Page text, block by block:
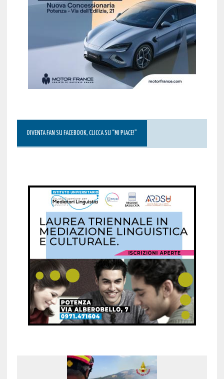
DIVENTA FAN SU FACEBOOK, CLICCA SU “MI PIACE!”